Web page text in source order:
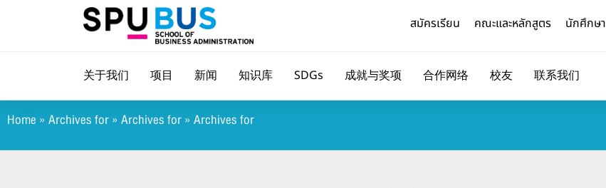
สมัครเรียน คณะและหลักสูตร นักศึกษา
关于我们 项目 新闻 知识库 SDGs 成就与奖项 合作网络 校友 联系我们
Home » Archives for» Archives for» Archives for